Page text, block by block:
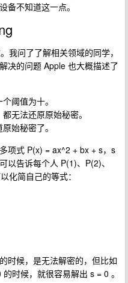
备不知道这一点。
我问了了解相关领域的同学，
决的问题 Apple 也大概描述了
阈值为十。
无法还原原始秘密。
始秘密了。
项式 P(x) = ax^2 + bx + s，s
以告诉每个人 P(1)、P(2)、
化简自己的等式：
时候，是无法解密的，但比如
时候，就很容易解出 s = 0 。